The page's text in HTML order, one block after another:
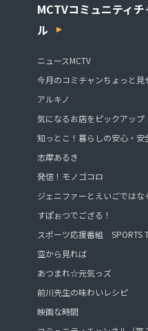
MCTVコミュニティチ
ル
ニュースMCTV
今月のコミチャンちょっと見
アルキノ
気になるお店をピックアップ
知っとこ！暮らしの安心・安
志摩あるき
発信！モノゴコロ
ジェニファーとえいごではな
すぽぉつでござる！
スポーツ応援番組 SPORTS
空から見れば
あつまれ☆元気っズ
前川先生の味わいレシピ
映画な時間